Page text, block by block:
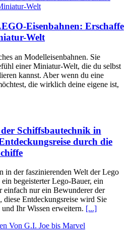
Eisenbahnen: Erschaffe
Welt
an Modelleisenbahnen. Sie
einer Miniatur-Welt, die du selbst
kannst. Aber wenn du eine
die wirklich deine eigene ist,
Schiffsbautechnik in
durch die
in der faszinierenden Welt der Lego
begeisterter Lego-Bauer, ein
einfach nur ein Bewunderer der
Entdeckungsreise wird Sie
Ihr Wissen erweitern. [...]